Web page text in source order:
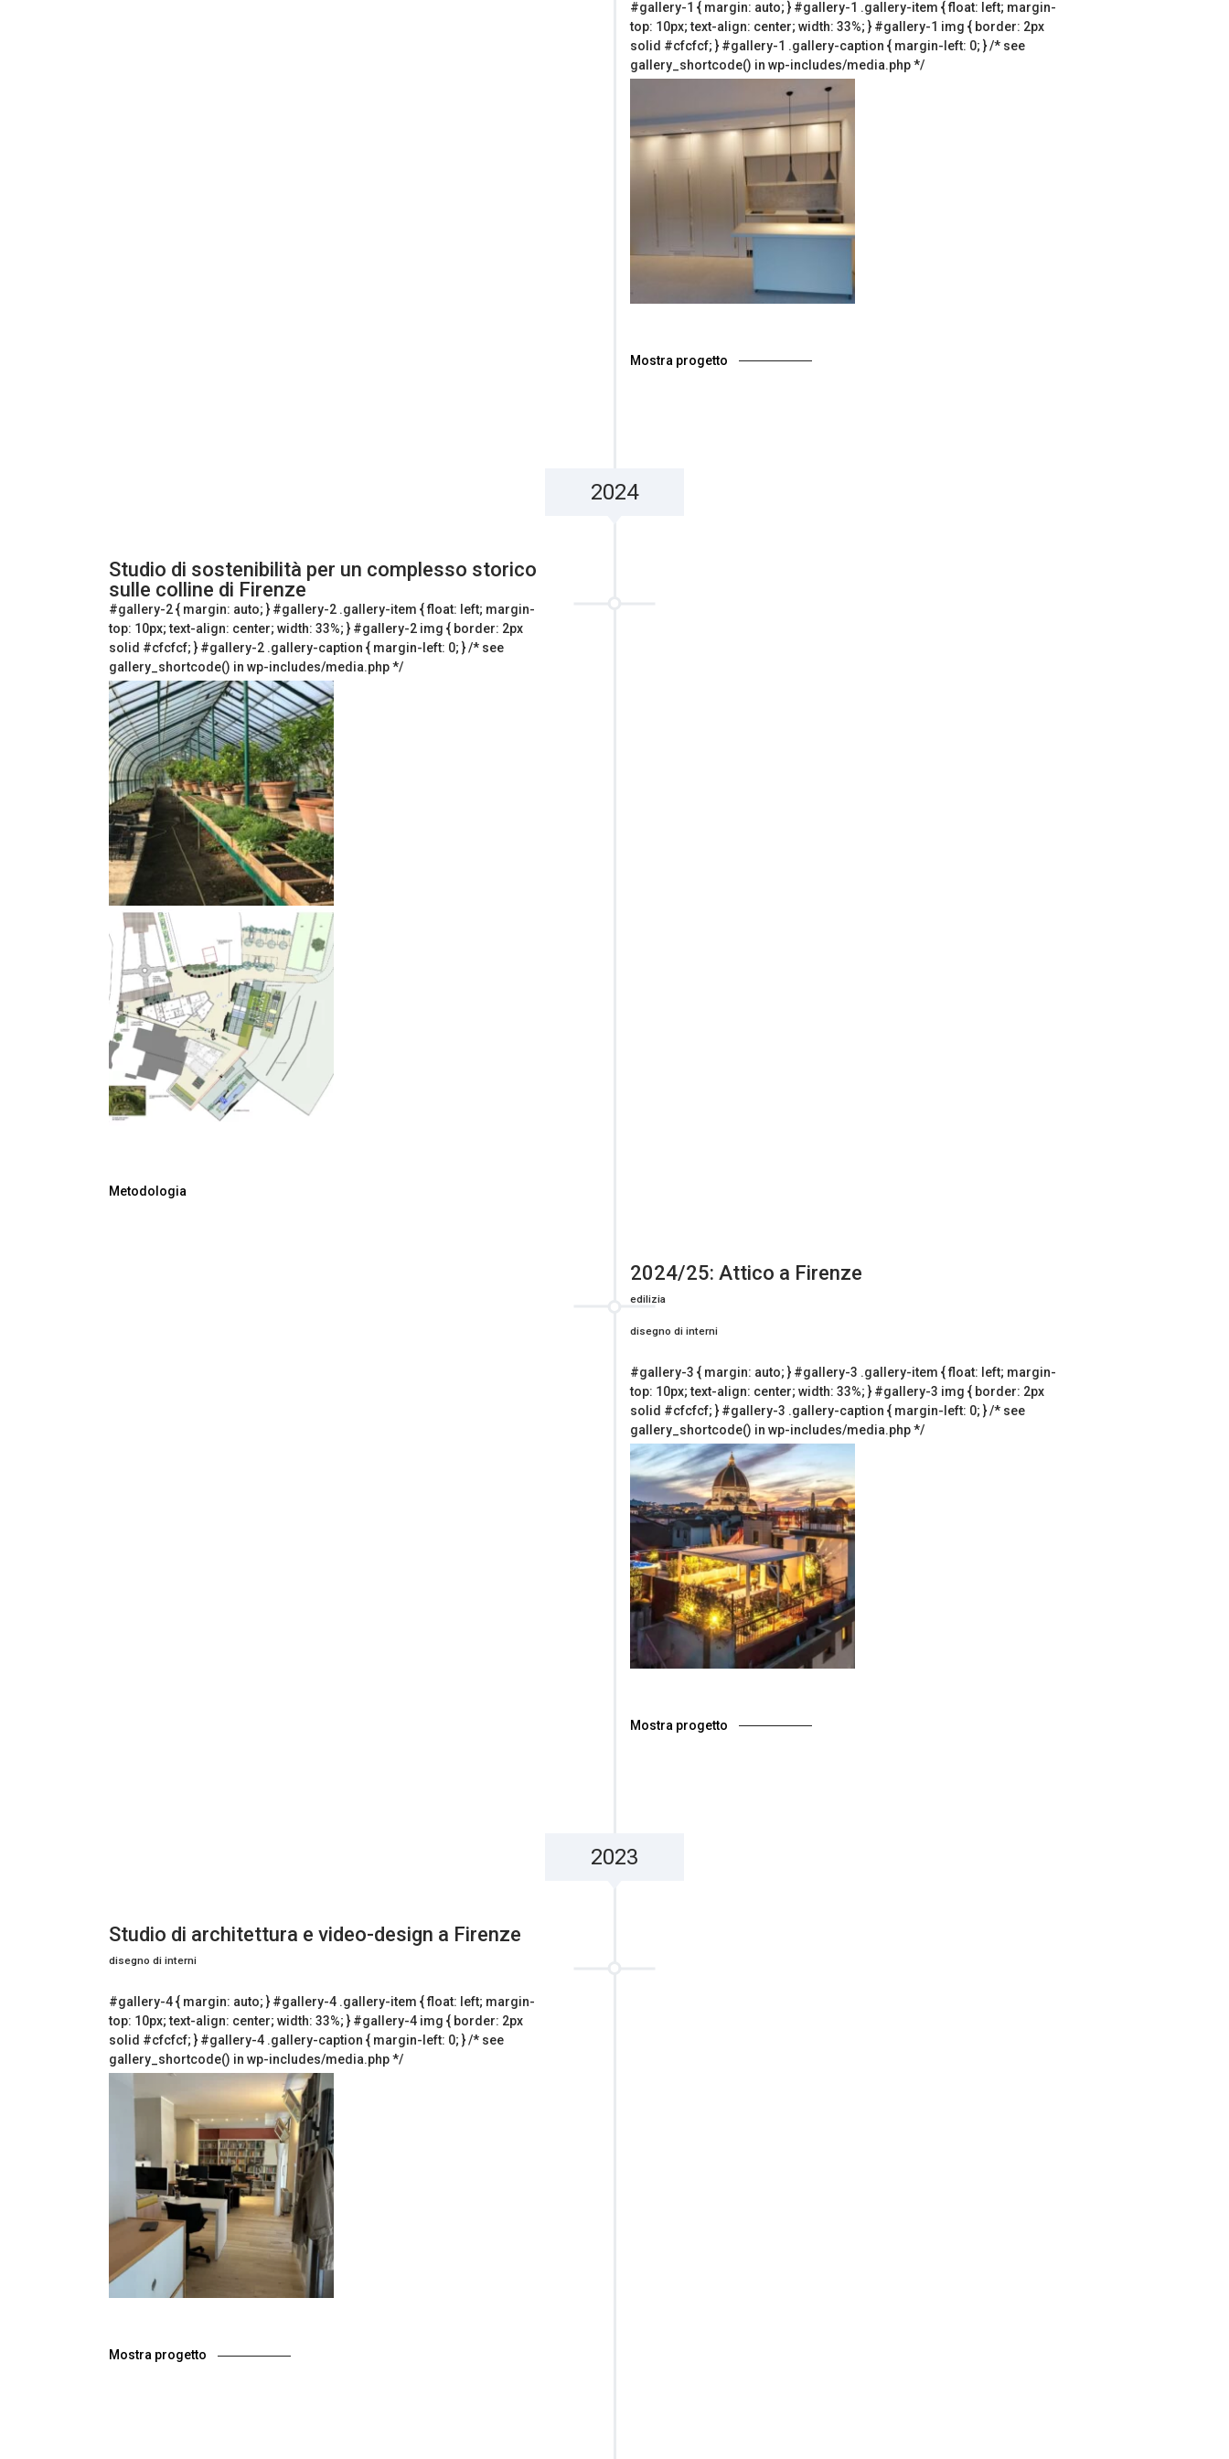
#gallery-1 { margin: auto; } #gallery-1 .gallery-item { float: left; margin-
top: 10px; text-align: center; width: 33%; } #gallery-1 img { border: 2px
solid #cfcfcf; } #gallery-1 .gallery-caption { margin-left: 0; } /* see
gallery_shortcode() in wp-includes/media.php */
Mostra progetto
2024
Studio di sostenibilità per un complesso storico
sulle colline di Firenze
#gallery-2 { margin: auto; } #gallery-2 .gallery-item { float: left; margin-
top: 10px; text-align: center; width: 33%; } #gallery-2 img { border: 2px
solid #cfcfcf; } #gallery-2 .gallery-caption { margin-left: 0; } /* see
gallery_shortcode() in wp-includes/media.php */
Metodologia
2024/25: Attico a Firenze
edilizia
disegno di interni
#gallery-3 { margin: auto; } #gallery-3 .gallery-item { float: left; margin-
top: 10px; text-align: center; width: 33%; } #gallery-3 img { border: 2px
solid #cfcfcf; } #gallery-3 .gallery-caption { margin-left: 0; } /* see
gallery_shortcode() in wp-includes/media.php */
Mostra progetto
2023
Studio di architettura e video-design a Firenze
disegno di interni
#gallery-4 { margin: auto; } #gallery-4 .gallery-item { float: left; margin-
top: 10px; text-align: center; width: 33%; } #gallery-4 img { border: 2px
solid #cfcfcf; } #gallery-4 .gallery-caption { margin-left: 0; } /* see
gallery_shortcode() in wp-includes/media.php */
Mostra progetto